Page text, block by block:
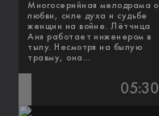
Многосерийная мелодрама о
любви, силе духа и судьбе
женщин на войне. Лётчица
Аня работает инженером в
тылу. Несмотря на былую
травму, она...
05:30